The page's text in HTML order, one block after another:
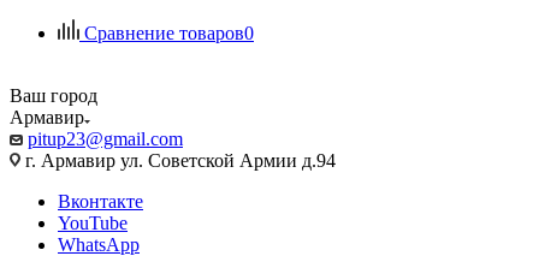
Сравнение товаров0
Ваш город
Армавир
pitup23@gmail.com
г. Армавир ул. Советской Армии д.94
Вконтакте
YouTube
WhatsApp